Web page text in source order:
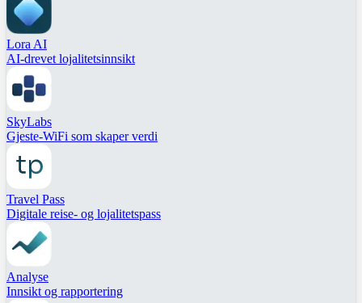
Lora AI
AI-drevet lojalitetsinnsikt
SkyLabs
Gjeste-WiFi som skaper verdi
Travel Pass
Digitale reise- og lojalitetspass
Analyse
Innsikt og rapportering